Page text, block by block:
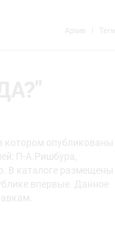
Архив Теги
опубликованы
П-А.Ришбура,
В каталоге размещены
впервые. Данное